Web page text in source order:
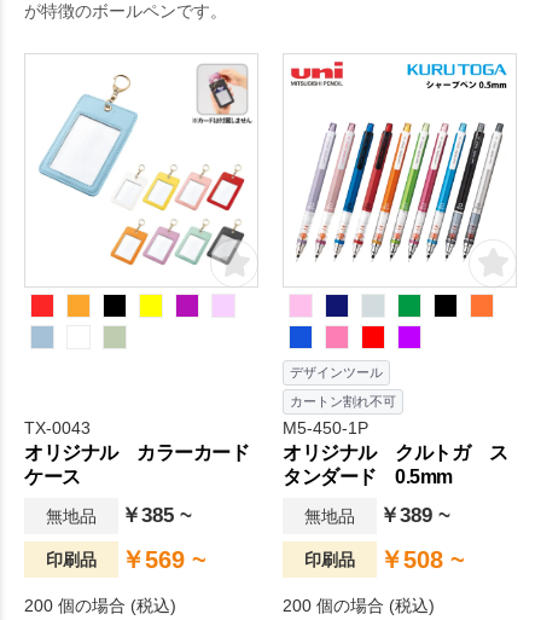
が特徴のボールペンです。
TX-0043
オリジナル カラーカード
ケース
無地品 ￥385 ~
印刷品 ￥569 ~
200 個の場合 (税込)
デザインツール
カートン割れ不可
M5-450-1P
オリジナル クルトガ ス
タンダード 0.5mm
無地品 ￥389 ~
印刷品 ￥508 ~
200 個の場合 (税込)